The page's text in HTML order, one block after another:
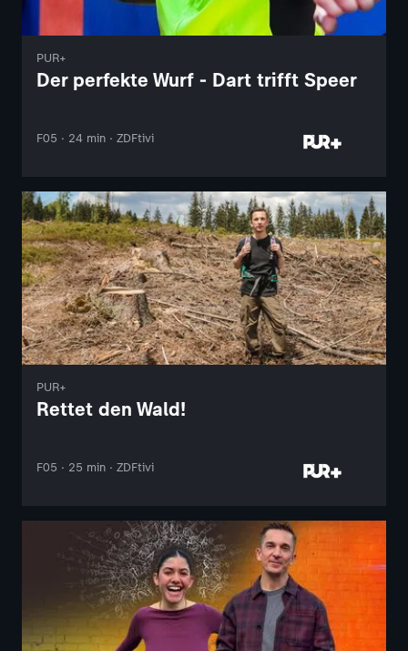
PUR+
Der perfekte Wurf - Dart trifft Speer
F05 · 24 min · ZDFtivi
PUR+
Rettet den Wald!
F05 · 25 min · ZDFtivi